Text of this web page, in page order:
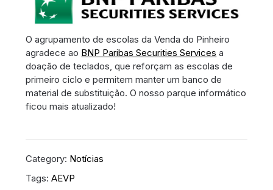
O agrupamento de escolas da Venda do Pinheiro
agradece ao BNP Paribas Securities Services a
doação de teclados, que reforçam as escolas de
primeiro ciclo e permitem manter um banco de
material de substituição. O nosso parque informático
ficou mais atualizado!
Category: Notícias
Tags:AEVP